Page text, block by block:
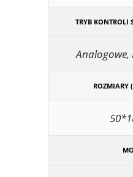
TRYB KONTROLI
Analogowe,
ROZMIARY